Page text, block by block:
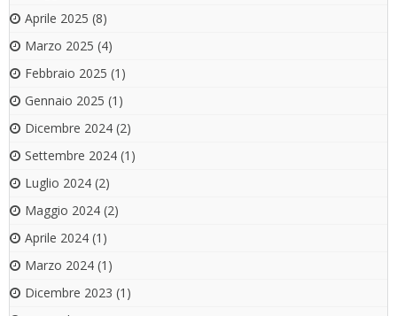
Aprile 2025 (8)
Marzo 2025 (4)
Febbraio 2025 (1)
Gennaio 2025 (1)
Dicembre 2024 (2)
Settembre 2024 (1)
Luglio 2024 (2)
Maggio 2024 (2)
Aprile 2024 (1)
Marzo 2024 (1)
Dicembre 2023 (1)